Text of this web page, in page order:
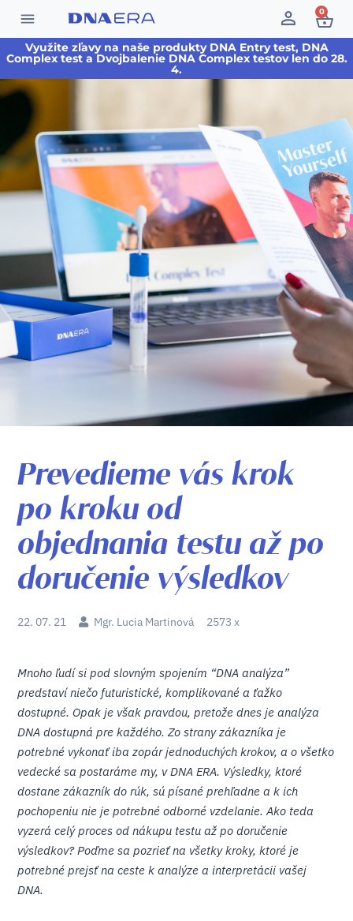
0
Využite zľavy na naše produkty DNA Entry test, DNA
Complex test a Dvojbalenie DNA Complex testov len do 28.
4.
Prevedieme vás krok
po kroku od
objednania testu až po
doručenie výsledkov
22. 07. 21 Mgr. Lucia Martinová 2573 x
Mnoho ľudí si pod slovným spojením “DNA analýza”
predstaví niečo futuristické, komplikované a ťažko
dostupné. Opak je však pravdou, pretože dnes je analýza
DNA dostupná pre každého. Zo strany zákazníka je
potrebné vykonať iba zopár jednoduchých krokov, a o všetko
vedecké sa postaráme my, v DNA ERA. Výsledky, ktoré
dostane zákazník do rúk, sú písané prehľadne a k ich
pochopeniu nie je potrebné odborné vzdelanie. Ako teda
vyzerá celý proces od nákupu testu až po doručenie
výsledkov? Poďme sa pozrieť na všetky kroky, ktoré je
potrebné prejsť na ceste k analýze a interpretácii vašej
DNA.